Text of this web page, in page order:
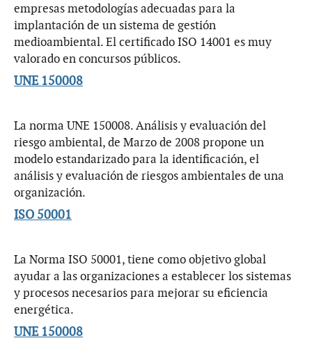
empresas metodologías adecuadas para la
implantación de un sistema de gestión
medioambiental. El certificado ISO 14001 es muy
valorado en concursos públicos.
UNE 150008
La norma UNE 150008. Análisis y evaluación del
riesgo ambiental, de Marzo de 2008 propone un
modelo estandarizado para la identificación, el
análisis y evaluación de riesgos ambientales de una
organización.
ISO 50001
La Norma ISO 50001, tiene como objetivo global
ayudar a las organizaciones a establecer los sistemas
y procesos necesarios para mejorar su eficiencia
energética.
UNE 150008